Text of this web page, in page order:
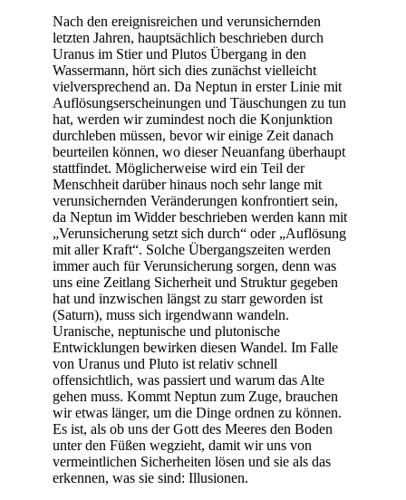
Nach den ereignisreichen und verunsichernden
letzten Jahren, hauptsächlich beschrieben durch
Uranus im Stier und Plutos Übergang in den
Wassermann, hört sich dies zunächst vielleicht
vielversprechend an. Da Neptun in erster Linie mit
Auflösungserscheinungen und Täuschungen zu tun
hat, werden wir zumindest noch die Konjunktion
durchleben müssen, bevor wir einige Zeit danach
beurteilen können, wo dieser Neuanfang überhaupt
stattfindet. Möglicherweise wird ein Teil der
Menschheit darüber hinaus noch sehr lange mit
verunsichernden Veränderungen konfrontiert sein,
da Neptun im Widder beschrieben werden kann mit
„Verunsicherung setzt sich durch“ oder „Auflösung
mit aller Kraft“. Solche Übergangszeiten werden
immer auch für Verunsicherung sorgen, denn was
uns eine Zeitlang Sicherheit und Struktur gegeben
hat und inzwischen längst zu starr geworden ist
(Saturn), muss sich irgendwann wandeln.
Uranische, neptunische und plutonische
Entwicklungen bewirken diesen Wandel. Im Falle
von Uranus und Pluto ist relativ schnell
offensichtlich, was passiert und warum das Alte
gehen muss. Kommt Neptun zum Zuge, brauchen
wir etwas länger, um die Dinge ordnen zu können.
Es ist, als ob uns der Gott des Meeres den Boden
unter den Füßen wegzieht, damit wir uns von
vermeintlichen Sicherheiten lösen und sie als das
erkennen, was sie sind: Illusionen.